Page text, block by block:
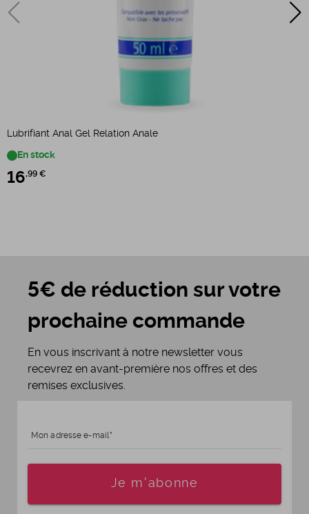
Lubrifiant Anal Gel Relation Anale
En stock
16,99 €
5€ de réduction sur votre
prochaine commande
En vous inscrivant à notre newsletter vous
recevrez en avant-première nos offres et des
remises exclusives.
Mon adresse e-mail
Je m'abonne